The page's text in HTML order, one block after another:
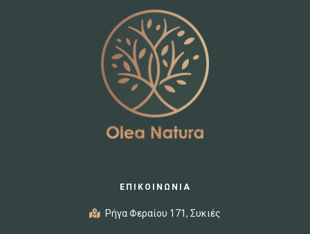
ΕΠΙΚΟΙΝΩΝΙΑ
Ρήγα Φεραίου 171, Συκιές